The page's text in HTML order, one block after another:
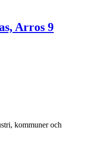
Arros 9
kommuner och